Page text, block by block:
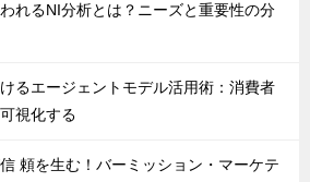
れるNI分析とは？ニーズと重要性の分
るエージェントモデル活用術：消費者
視化する
頼を生む！バーミッション・マーケテ